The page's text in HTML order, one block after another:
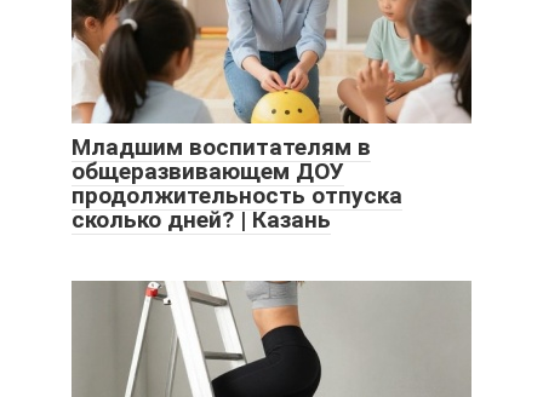
Младшим воспитателям в
общеразвивающем ДОУ
продолжительность отпуска
сколько дней? | Казань